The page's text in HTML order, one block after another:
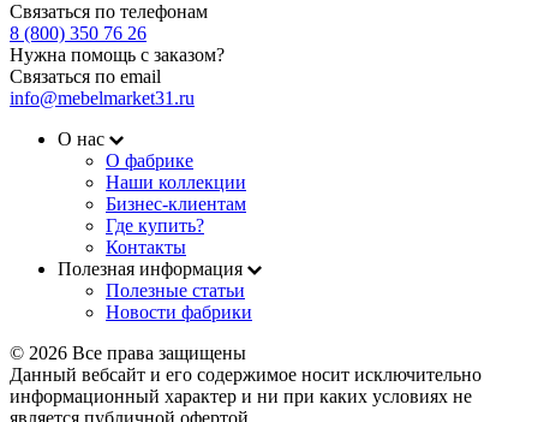
Связаться по телефонам
8 (800) 350 76 26
Нужна помощь с заказом?
Связаться по email
info@mebelmarket31.ru
О нас
О фабрике
Наши коллекции
Бизнес-клиентам
Где купить?
Контакты
Полезная информация
Полезные статьи
Новости фабрики
© 2026 Все права защищены
Данный вебсайт и его содержимое носит исключительно
информационный характер и ни при каких условиях не